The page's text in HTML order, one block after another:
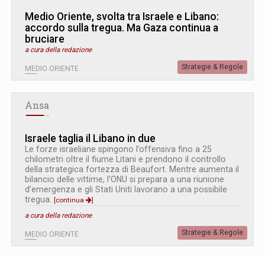
Medio Oriente, svolta tra Israele e Libano:
accordo sulla tregua. Ma Gaza continua a
bruciare
a cura della redazione
MEDIO ORIENTE Strategie & Regole
Ansa
Israele taglia il Libano in due
Le forze israeliane spingono l’offensiva fino a 25
chilometri oltre il fiume Litani e prendono il controllo
della strategica fortezza di Beaufort. Mentre aumenta il
bilancio delle vittime, l’ONU si prepara a una riunione
d’emergenza e gli Stati Uniti lavorano a una possibile
tregua. [continua
]
a cura della redazione
MEDIO ORIENTE Strategie & Regole